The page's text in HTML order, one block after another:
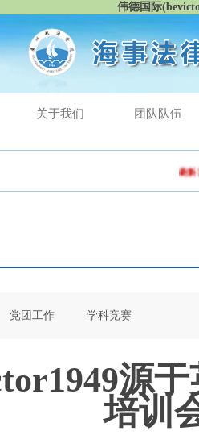
伟德国际
关于我们 团队队伍
最新
党团工作 学科竞赛
源
培训